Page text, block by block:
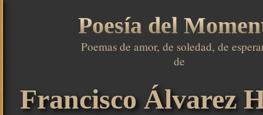
Poesía del
Poemas de amor, de soledad, de
de
Francisco Álvarez